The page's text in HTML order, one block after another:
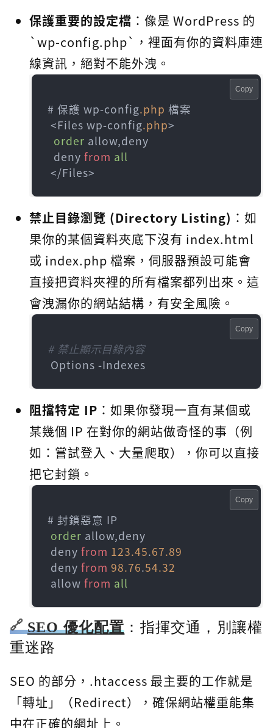
保護重要的設定檔 ：像是 WordPress 的
`wp-config.php`，裡面有你的資料庫連
線資訊，絕對不能外洩。
# 保護 wp-config.php 檔案
<Files wp-config.php>
order allow,deny
  deny
from all
</Files>
Copy
禁止目錄瀏覽 (Directory Listing) ：如
果你的某個資料夾底下沒有 index.html
或 index.php 檔案，伺服器預設可能會
直接把資料夾裡的所有檔案都列出來。這
會洩漏你的網站結構，有安全風險。
# 禁止顯示目錄內容
Options -Indexes
Copy
阻擋特定 IP ：如果你發現一直有某個或
某幾個 IP 在對你的網站做奇怪的事（例
如：嘗試登入、大量爬取），你可以直接
把它封鎖。
# 封鎖惡意 IP
order allow,deny
deny from 123.45.67.89
deny from 98.76.54.32
allow from all
Copy
SEO 優化配置 ：指揮交通，別讓權
重迷路
SEO 的部分，.htaccess 最主要的工作就是
「轉址」（Redirect），確保網站權重能集
中在正確的網址上。